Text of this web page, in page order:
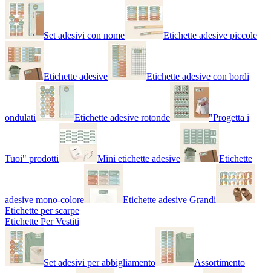
Set adesivi con nome Etichette adesive piccole
Etichette adesive Etichette adesive con bordi
ondulati Etichette adesive rotonde "Progetta i
Tuoi" prodotti Mini etichette adesive Etichette
adesive mono-colore
Etichette adesive Grandi
Etichette per scarpe
Etichette Per Vestiti
Set adesivi per abbigliamento Assortimento